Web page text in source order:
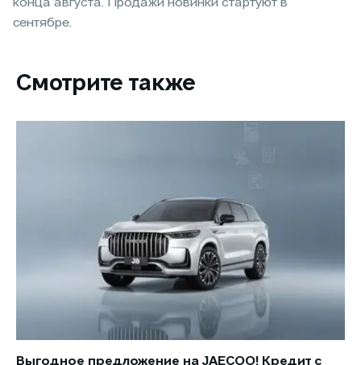
конца августа. Продажи новинки стартуют в
сентябре.
Смотрите также
Выгодное предложение на JAECOO! Кредит с